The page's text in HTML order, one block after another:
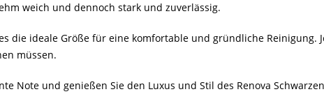
weich und dennoch stark und zuverlässig.
die ideale Größe für eine komfortable und gründliche Reinigung.
müssen.
Note und genießen Sie den Luxus und Stil des Renova